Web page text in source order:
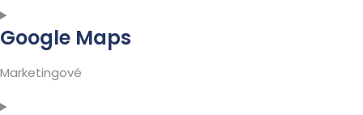
analytics
Consent
to
google-
fonts
Google Maps
Marketingové
Consent